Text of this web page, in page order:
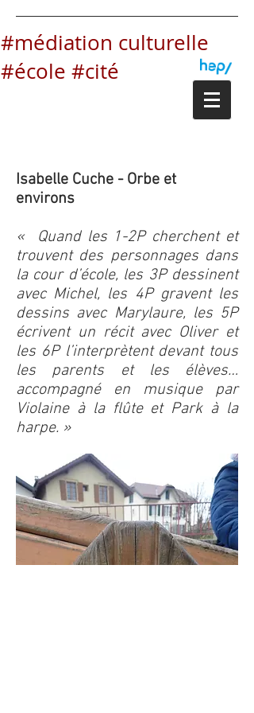
#médiation culturelle
#école #cité
Isabelle Cuche - Orbe et
environs
« Quand les 1-2P cherchent et
trouvent des personnages dans
la cour d’école, les 3P dessinent
avec Michel, les 4P gravent les
dessins avec Marylaure, les 5P
écrivent un récit avec Oliver et
les 6P l’interprètent devant tous
les parents et les élèves…
accompagné en musique par
Violaine à la flûte et Park à la
harpe. »